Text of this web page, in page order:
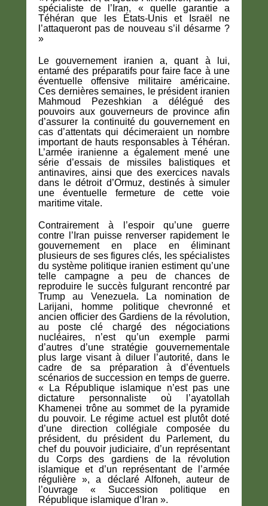
spécialiste de l’Iran, « quelle garantie a
Téhéran que les États-Unis et Israël ne
l’attaqueront pas de nouveau s’il désarme ?
»
Le gouvernement iranien a, quant à lui,
entamé des préparatifs pour faire face à une
éventuelle offensive militaire américaine.
Ces dernières semaines, le président iranien
Mahmoud Pezeshkian a délégué des
pouvoirs aux gouverneurs de province afin
d’assurer la continuité du gouvernement en
cas d’attentats qui décimeraient un nombre
important de hauts responsables à Téhéran.
L’armée iranienne a également mené une
série d’essais de missiles balistiques et
antinavires, ainsi que des exercices navals
dans le détroit d’Ormuz, destinés à simuler
une éventuelle fermeture de cette voie
maritime vitale.
Contrairement à l’espoir qu’une guerre
contre l’Iran puisse renverser rapidement le
gouvernement en place en éliminant
plusieurs de ses figures clés, les spécialistes
du système politique iranien estiment qu’une
telle campagne a peu de chances de
reproduire le succès fulgurant rencontré par
Trump au Venezuela. La nomination de
Larijani, homme politique chevronné et
ancien officier des Gardiens de la révolution,
au poste clé chargé des négociations
nucléaires, n’est qu’un exemple parmi
d’autres d’une stratégie gouvernementale
plus large visant à diluer l’autorité, dans le
cadre de sa préparation à d’éventuels
scénarios de succession en temps de guerre.
« La République islamique n’est pas une
dictature personnaliste où l’ayatollah
Khamenei trône au sommet de la pyramide
du pouvoir. Le régime actuel est plutôt doté
d’une direction collégiale composée du
président, du président du Parlement, du
chef du pouvoir judiciaire, d’un représentant
du Corps des gardiens de la révolution
islamique et d’un représentant de l’armée
régulière », a déclaré Alfoneh, auteur de
l’ouvrage « Succession politique en
République islamique d’Iran ».